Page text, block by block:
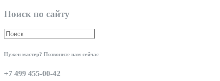
Поиск по сайту
Нужен мастер? Позвоните нам сейчас
+7 499 455-00-42